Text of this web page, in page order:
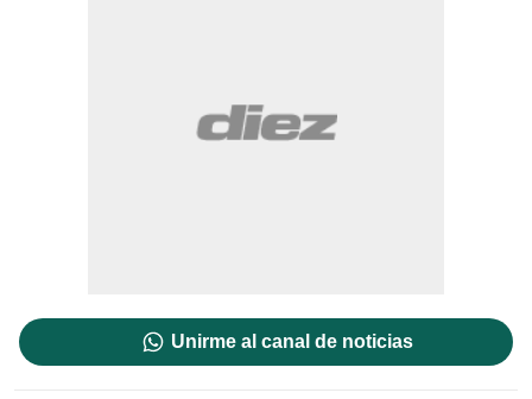
Unirme al canal de noticias